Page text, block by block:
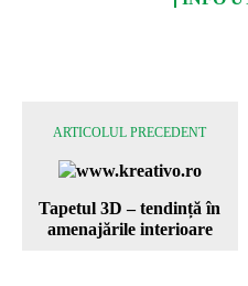
ARTICOLUL PRECEDENT
Tapetul 3D – tendință în
amenajările interioare